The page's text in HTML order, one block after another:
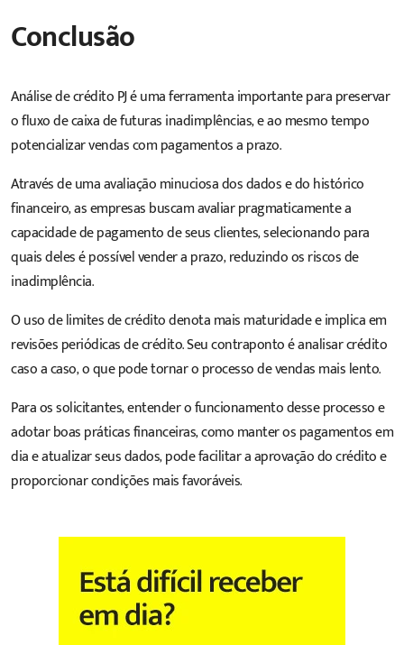
Conclusão
Análise de crédito PJ é uma ferramenta importante para preservar
o fluxo de caixa de futuras inadimplências, e ao mesmo tempo
potencializar vendas com pagamentos a prazo.
Através de uma avaliação minuciosa dos dados e do histórico
financeiro, as empresas buscam avaliar pragmaticamente a
capacidade de pagamento de seus clientes, selecionando para
quais deles é possível vender a prazo, reduzindo os riscos de
inadimplência.
O uso de limites de crédito denota mais maturidade e implica em
revisões periódicas de crédito. Seu contraponto é analisar crédito
caso a caso, o que pode tornar o processo de vendas mais lento.
Para os solicitantes, entender o funcionamento desse processo e
adotar boas práticas financeiras, como manter os pagamentos em
dia e atualizar seus dados, pode facilitar a aprovação do crédito e
proporcionar condições mais favoráveis.